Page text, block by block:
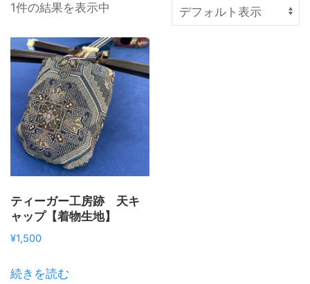
1件の結果を表示中
ティーガー工房跡 天キ
ャップ【着物生地】
¥1,500
続きを読む